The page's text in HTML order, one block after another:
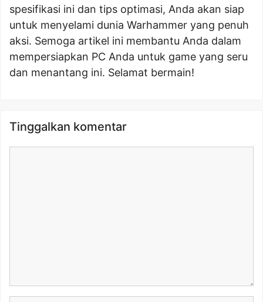
spesifikasi ini dan tips optimasi, Anda akan siap
untuk menyelami dunia Warhammer yang penuh
aksi. Semoga artikel ini membantu Anda dalam
mempersiapkan PC Anda untuk game yang seru
dan menantang ini. Selamat bermain!
Tinggalkan komentar